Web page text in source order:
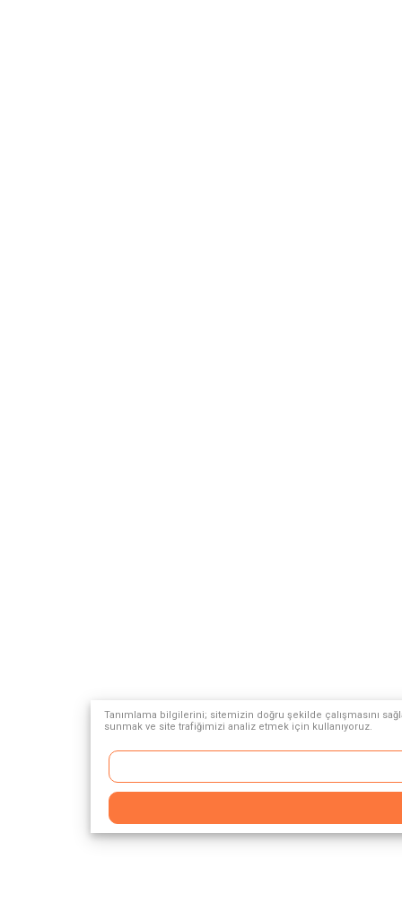
Tanımlama bilgilerini; sitemizin doğru şekilde çalışmasını
sunmak ve site trafiğimizi analiz etmek için kullanıyoruz.